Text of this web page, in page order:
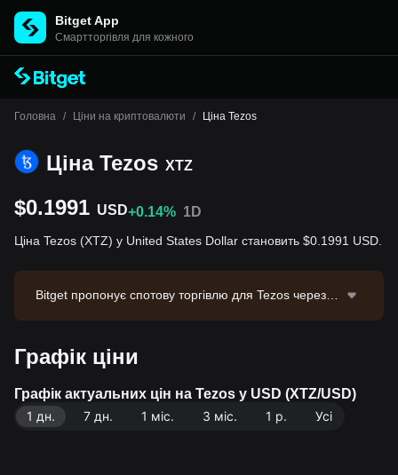
Bitget App
Cмартторгівля для кожного
Головна / Ціни на криптовалюти / Ціна Tezos
Ціна Tezos XTZ
$0.1991 USD+0.14% 1D
Ціна Tezos (XTZ) у United States Dollar становить $0.1991 USD.
Bitget пропонує спотову торгівлю для Tezos через т
2,654.38. Tezos має ринкову капіталізацію $217,607,
539.94 та циркулюючу пропозицію 1.09B XTZ. Джер
ело даних: біржа Bitget. Останнє оновлення: 2026-0
8-07 05:10:26.
Графік ціни
Графік актуальних цін на Tezos у USD (XTZ/USD)
1 дн.
7 дн. 1 міс. 3 міс. 1 р. Усі